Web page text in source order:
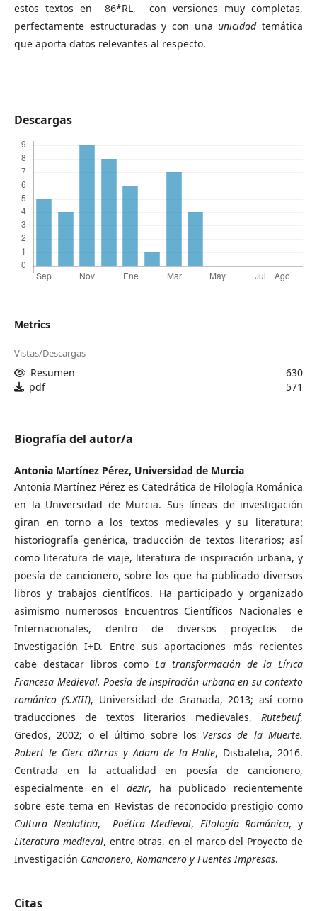
estos textos en 86*RL, con versiones muy completas,
perfectamente estructuradas y con unaunicidadtemática
que aporta datos relevantes al respecto.
Descargas
Metrics
Vistas/Descargas
Resumen
630
pdf
571
Biografía del autor/a
Antonia Martínez Pérez, Universidad de Murcia
Antonia Martínez Pérez es Catedrática de Filología Románica
en la Universidad de Murcia. Sus líneas de investigación
giran en torno a los textos medievales y su literatura:
historiografía genérica, traducción de textos literarios; así
como literatura de viaje, literatura de inspiración urbana, y
poesía de cancionero, sobre los que ha publicado diversos
libros y trabajos científicos. Ha participado y organizado
asimismo numerosos Encuentros Científicos Nacionales e
Internacionales, dentro de diversos proyectos de
Investigación I+D. Entre sus aportaciones más recientes
cabe destacar libros como La transformación de la Lírica
Francesa Medieval. Poesía de inspiración urbana en su contexto
románico (S.XIII), Universidad de Granada, 2013; así como
traducciones de textos literarios medievales, Rutebeuf,
Gredos, 2002; o el último sobre los Versos de la Muerte.
Robert le Clerc d’Arras y Adam de la Halle, Disbalelia, 2016.
Centrada en la actualidad en poesía de cancionero,
especialmente en el dezir, ha publicado recientemente
sobre este tema en Revistas de reconocido prestigio como
Cultura Neolatina, Poética Medieval, Filología Románica, y
Literatura medieval, entre otras, en el marco del Proyecto de
Investigación Cancionero, Romancero y Fuentes Impresas.
Citas